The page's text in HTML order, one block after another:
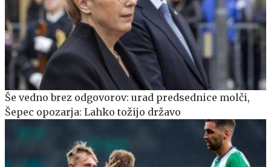
Še vedno brez odgovorov: urad predsednice molči,
Šepec opozarja: Lahko tožijo državo